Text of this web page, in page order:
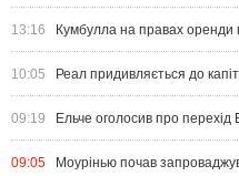
13:16 Кумбулла на правах
10:05 Реал придивляється до
09:19 Ельче оголосив про
09:05 Моурінью почав